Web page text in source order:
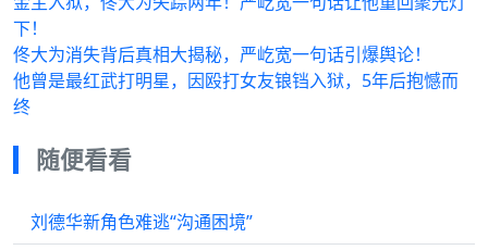
下！
佟大为消失背后真相大揭秘，严屹宽一句话引爆舆论！
他曾是最红武打明星，因殴打女友锒铛入狱，5年后抱憾而
终
随便看看
刘德华新角色难逃“沟通困境”